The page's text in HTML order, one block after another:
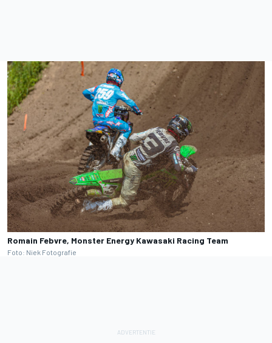
Romain Febvre, Monster Energy Kawasaki Racing Team
Foto: Niek Fotografie